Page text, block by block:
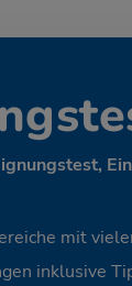
mit
inklusive